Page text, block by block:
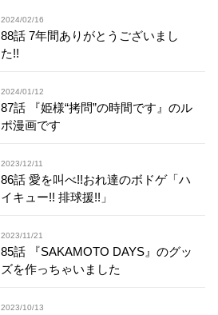
2024/02/16
88話 7年間ありがとうございまし
た!!
2024/01/12
87話 『姫様“拷問”の時間です』のル
ポ漫画です
2023/12/11
86話 愛を叫べ!!おれ達のボドゲ「ハ
イキュー!! 排球援!!」
2023/11/21
85話 『SAKAMOTO DAYS』のグッ
ズを作っちゃいました
2023/10/13